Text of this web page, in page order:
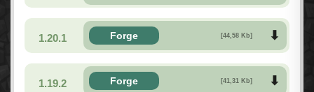
1.20.1 Forge [44,58 Kb]
1.19.2 Forge [41,31 Kb]